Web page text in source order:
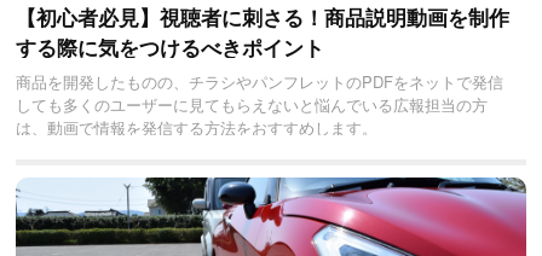
【初心者必見】視聴者に刺さる！商品説明動画を制作
する際に気をつけるべきポイント
商品を開発したものの、チラシやパンフレットのPDFをネットで発信
しても多くのユーザーに見てもらえないと悩んでいる広報担当の方
は、動画で情報を発信する方法をおすすめします。